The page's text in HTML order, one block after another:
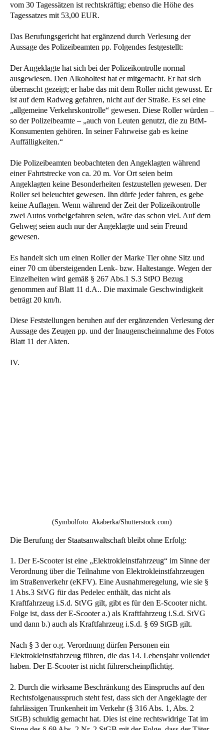
vom 30 Tagessätzen ist rechtskräftig; ebenso die Höhe des
Tagessatzes mit 53,00 EUR.
Das Berufungsgericht hat ergänzend durch Verlesung der
Aussage des Polizeibeamten pp. Folgendes festgestellt:
Der Angeklagte hat sich bei der Polizeikontrolle normal
ausgewiesen. Den Alkoholtest hat er mitgemacht. Er hat sich
überrascht gezeigt; er habe das mit dem Roller nicht gewusst. Er
ist auf dem Radweg gefahren, nicht auf der Straße. Es sei eine
„allgemeine Verkehrskontrolle“ gewesen. Diese Roller würden –
so der Polizeibeamte – „auch von Leuten genutzt, die zu BtM-
Konsumenten gehören. In seiner Fahrweise gab es keine
Auffälligkeiten.“
Die Polizeibeamten beobachteten den Angeklagten während
einer Fahrtstrecke von ca. 20 m. Vor Ort seien beim
Angeklagten keine Besonderheiten festzustellen gewesen. Der
Roller sei beleuchtet gewesen. Ihn dürfe jeder fahren, es gebe
keine Auflagen. Wenn während der Zeit der Polizeikontrolle
zwei Autos vorbeigefahren seien, wäre das schon viel. Auf dem
Gehweg seien auch nur der Angeklagte und sein Freund
gewesen.
Es handelt sich um einen Roller der Marke Tier ohne Sitz und
einer 70 cm übersteigenden Lenk- bzw. Haltestange. Wegen der
Einzelheiten wird gemäß § 267 Abs.1 S.3 StPO Bezug
genommen auf Blatt 11 d.A.. Die maximale Geschwindigkeit
beträgt 20 km/h.
Diese Feststellungen beruhen auf der ergänzenden Verlesung der
Aussage des Zeugen pp. und der Inaugenscheinnahme des Fotos
Blatt 11 der Akten.
IV.
(Symbolfoto: Akaberka/Shutterstock.com)
Die Berufung der Staatsanwaltschaft bleibt ohne Erfolg:
1. Der E-Scooter ist eine „Elektrokleinstfahrzeug“ im Sinne der
Verordnung über die Teilnahme von Elektrokleinstfahrzeugen
im Straßenverkehr (eKFV). Eine Ausnahmeregelung, wie sie §
1 Abs.3 StVG für das Pedelec enthält, das nicht als
Kraftfahrzeug i.S.d. StVG gilt, gibt es für den E-Scooter nicht.
Folge ist, dass der E-Scooter a.) als Kraftfahrzeug i.S.d. StVG
und dann b.) auch als Kraftfahrzeug i.S.d. § 69 StGB gilt.
Nach § 3 der o.g. Verordnung dürfen Personen ein
Elektrokleinstfahrzeug führen, die das 14. Lebensjahr vollendet
haben. Der E-Scooter ist nicht führerscheinpflichtig.
2. Durch die wirksame Beschränkung des Einspruchs auf den
Rechtsfolgenausspruch steht fest, dass sich der Angeklagte der
fahrlässigen Trunkenheit im Verkehr (§ 316 Abs. 1, Abs. 2
StGB) schuldig gemacht hat. Dies ist eine rechtswidrige Tat im